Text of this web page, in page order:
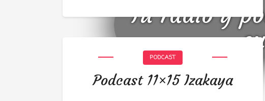
Tu radio y
PODCAST
Podcast 11×15 Izakaya